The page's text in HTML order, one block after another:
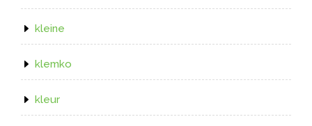
kleine
klemko
kleur